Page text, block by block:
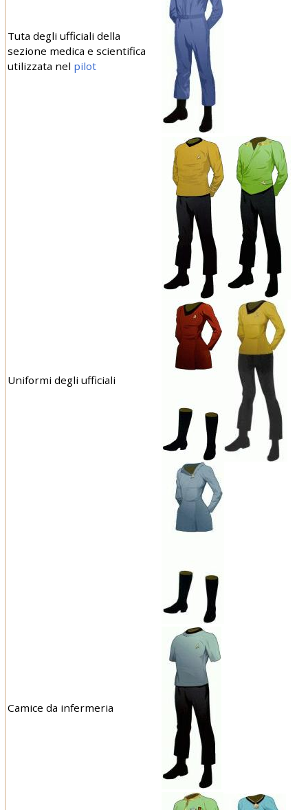
Tuta degli ufficiali della
sezione medica e scientifica
utilizzata nel pilot
Uniformi degli ufficiali
Camice da infermeria